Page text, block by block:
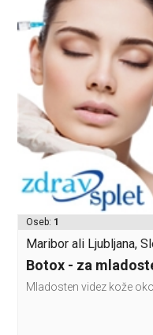
Oseb: 1
Maribor ali Ljubljana,
Botox - za
Mladosten videz kože